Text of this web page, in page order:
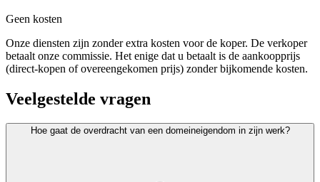
Geen kosten
Onze diensten zijn zonder extra kosten voor de koper. De verkoper
betaalt onze commissie. Het enige dat u betaalt is de aankoopprijs
(direct-kopen of overeengekomen prijs) zonder bijkomende kosten.
Veelgestelde vragen
Hoe gaat de overdracht van een domeineigendom in zijn werk?